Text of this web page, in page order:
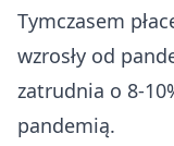
Tymczasem
wzrosły od
zatrudnia o 8-
pandemią.